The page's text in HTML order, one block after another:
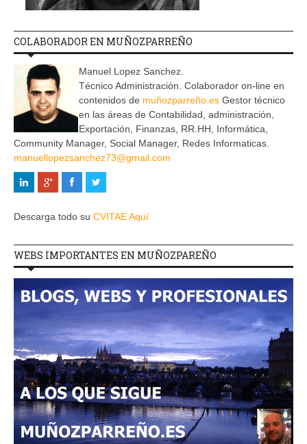
COLABORADOR EN MUÑOZPARREÑO
Manuel Lopez Sanchez.
Técnico Administración. Colaborador on-line en
contenidos de muñozparreño.es Gestor técnico
en las áreas de Contabilidad, administración,
Exportación, Finanzas, RR.HH, Informática,
Community Manager, Social Manager, Redes Informaticas.
manuellopezsanchez73@gmail.com
Descarga todo su CVITAE Aquí
WEBS IMPORTANTES EN MUÑOZPAREÑO